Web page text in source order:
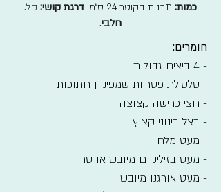
כמות: תבנית בקוטר 24 ס״מ. דרגת קושי: קל.
חלבי.
חומרים:
- 4 ביצים גדולות
- סלסילת פטריות שמפיניון חתוכות
- חצי כרישה קצוצה
- בצל בינוני קצוץ
- מעט מלח
- מעט בזיליקום מיובש או טרי
- מעט אורגנו מיובש